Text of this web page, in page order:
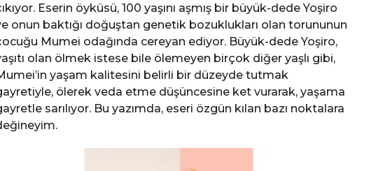
Eserin öyküsü, 100 yaşını aşmış bir büyük-dede Yoşiro
onun baktığı doğuştan genetik bozuklukları olan torununun
Mumei odağında cereyan ediyor. Büyük-dede Yoşiro,
olan ölmek istese bile ölemeyen birçok diğer yaşlı gibi,
yaşam kalitesini belirli bir düzeyde tutmak
ölerek veda etme düşüncesine ket vurarak, yaşama
sarılıyor. Bu yazımda, eseri özgün kılan bazı noktalara